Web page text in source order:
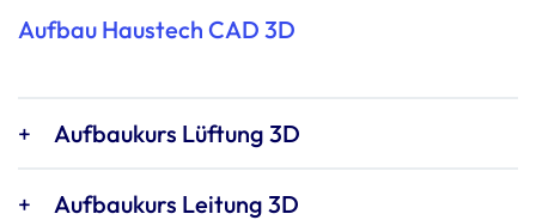
Aufbau Haustech CAD 3D
Aufbaukurs Lüftung 3D
Aufbaukurs Leitung 3D